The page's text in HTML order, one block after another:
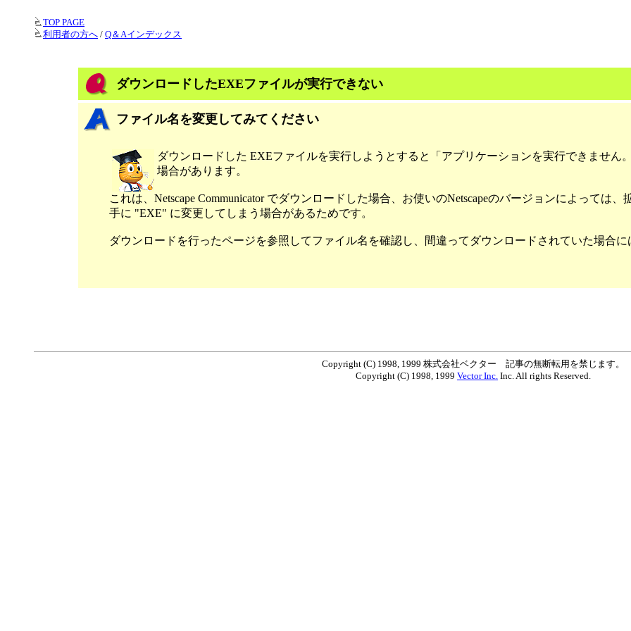
TOP PAGE
利用者の方へ / Q＆Aインデックス
ダウンロードしたEXEファイルが実行できない
ファイル名を変更してみてください
ダウンロードした EXEファイルを実行しようとすると「アプリケーションを実行できません
場合があります。
これは、Netscape Communicator でダウンロードした場合、お使いのNetscapeのバージョンによっては
手に "EXE" に変更してしまう場合があるためです。
ダウンロードを行ったページを参照してファイル名を確認し、間違ってダウンロードされていた場合に
Copyright (C) 1998, 1999 株式会社ベクター 記事の無断転用を禁じます。
Copyright (C) 1998, 1999 Vector Inc. Inc. All rights Reserved.